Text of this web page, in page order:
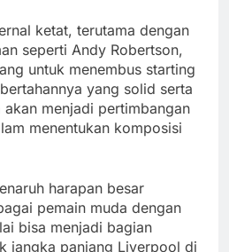
ketat, terutama dengan
seperti Andy Robertson,
untuk menembus starting
yang solid serta
menjadi pertimbangan
menentukan komposisi
harapan besar
pemain muda dengan
bisa menjadi bagian
jangka panjang Liverpool di